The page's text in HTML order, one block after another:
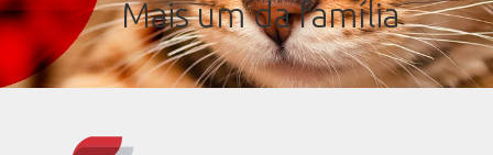
Mais um da família